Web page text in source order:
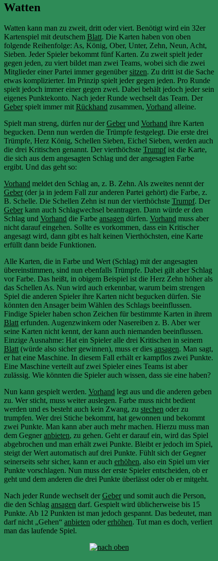
Watten
Watten kann man zu zweit, dritt oder viert. Benötigt wird ein 32er
Kartenspiel mit deutschem Blatt. Die Karten haben von oben
folgende Reihenfolge: As, König, Ober, Unter, Zehn, Neun, Acht,
Sieben. Jeder Spieler bekommt fünf Karten. Zu zweit spielt jeder
gegen jeden, zu viert bildet man zwei Teams, wobei sich die zwei
Mitglieder einer Partei immer gegenübersitzen. Zu dritt ist die Sache
etwas komplizierter. Im Prinzip spielt jeder gegen jeden. Pro Runde
spielt jedoch immer einer gegen zwei. Dabei behält jedoch jeder sein
eigenes Punktekonto. Nach jeder Runde wechselt das Team. Der
Geberspielt immer mit Rückhand zusammen, Vorhand alleine.
Spielt man streng, dürfen nur derGeberund Vorhand ihre Karten
begucken. Denn nun werden die Trümpfe festgelegt. Die erste drei
Trümpfe, Herz König, Schellen Sieben, Eichel Sieben, werden auch
die drei Kritischen genannt. Der vierthöchste Trumpfist die Karte,
die sich aus dem angesagten Schlag und der angesagten Farbe
ergibt. Und das geht so:
Vorhand meldet den Schlag an, z. B. Zehn. Als zweites nennt der
Geber(der ja in jedem Fall zur anderen Partei gehört) die Farbe, z.
B. Schelle. Die Schellen Zehn ist nun der vierthöchste Trumpf. Der
Geberkann auch Schlagwechsel beantragen. Dann würde er den
Schlag und Vorhand die Farbe ansagen dürfen. Vorhand muss aber
nicht darauf eingehen. Sollte es vorkommen, dass ein Kritischer
angesagt wird, dann gibt es halt keinen Vierthöchsten, eine Karte
erfüllt dann beide Funktionen.
Alle Karten, die in Farbe und Wert (Schlag) mit der angesagten
übereinstimmen, sind nun ebenfalls Trümpfe. Dabei gilt aber Schlag
vor Farbe. Das heißt, in obigem Beispiel ist die Herz Zehn höher als
das Schellen As. Nun wird auch erkennbar, warum beim strengen
Spiel die anderen Spieler ihre Karten nicht begucken dürfen. Sie
könnten den Ansager beim Wählen des Schlags beeinflussen.
Findige Spieler haben schon Zeichen für bestimmte Karten in ihrem
Blatt erfunden. Augenzwinkern oder Nasereiben z. B. Aber wer
seine Karten nicht kennt, der kann auch niemanden beeinflussen.
Einzige Ausnahme: Hat ein Spieler alle drei Kritischen in seinem
Blatt (würde also sicher gewinnen), muss er dies ansagen. Man sagt,
er hat eine Maschine. In diesem Fall erhält er kampflos zwei Punkte.
Eine Maschine verteilt auf zwei Spieler eines Teams ist aber
zulässig. Wie könnten die Spieler auch wissen, dass sie eine haben?
Nun kann gespielt werden. Vorhand legt aus und die anderen geben
zu. Wer sticht, muss weiter auslegen. Farbe muss nicht bedient
werden und es besteht auch kein Zwang, zu stechen oder zu
trumpfen. Wer drei Stiche bekommt, hat gewonnen und bekommt
zwei Punkte. Man kann aber auch mehr machen. Hierzu muss man
dem Gegneranbieten, zu gehen. Geht er darauf ein, wird das Spiel
abgebrochen und man erhält zwei Punkte. Bleibt er jedoch im Spiel,
steigt der Wert automatisch auf drei Punkte. Fühlt sich der Gegner
seinerseits sehr sicher, kann er auch erhöhen, also ein Spiel um vier
Punkte vorschlagen. Nun muss der erste Spieler entscheiden, ob er
geht und dem anderen die drei Punkte überlässt oder ob er mitgeht.
Nach jeder Runde wechselt derGeberund somit auch die Person,
die den Schlag ansagen darf. Gespielt wird üblicherweise bis 15
Punkte. Ab 12 Punkten ist man jedoch gespannt. Das bedeutet, man
darf nicht „Gehen“ anbieten odererhöhen. Tut man es doch, verliert
man das laufende Spiel.